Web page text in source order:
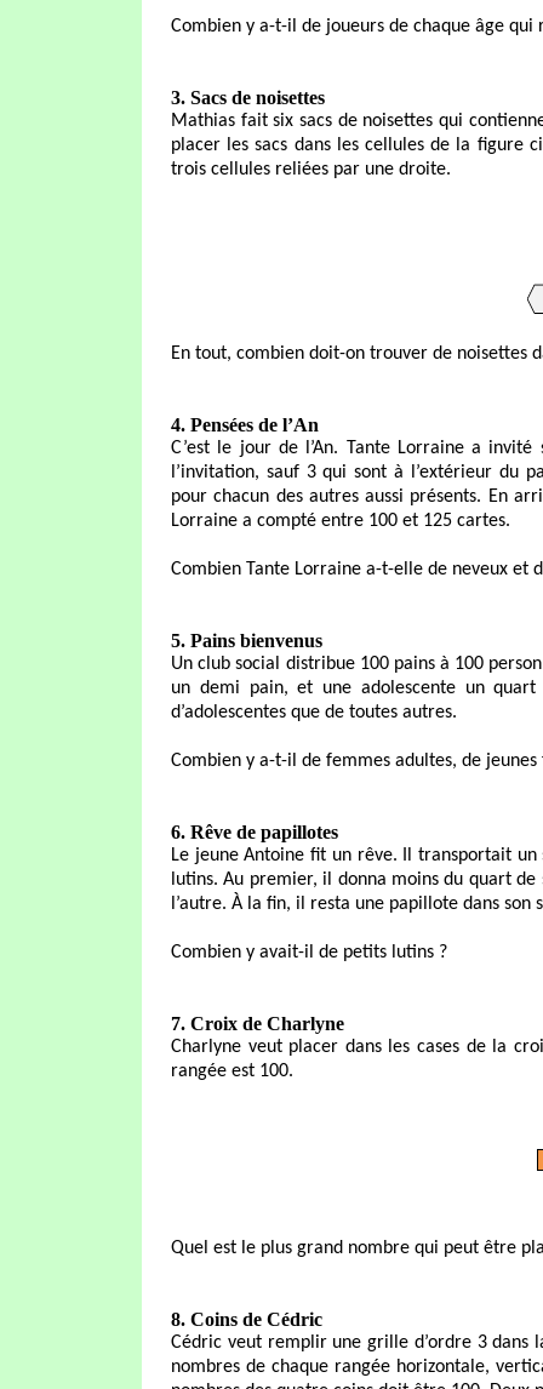
Combien y a-t-il de joueurs de chaque âge qui
3. Sacs de noisettes
Mathias fait six sacs de noisettes qui
placer les sacs dans les cellules de la figure
trois cellules reliées par une droite.
En tout, combien doit-on trouver de noisettes
4. Pensées de l’An
C’est le jour de l’An. Tante Lorraine a
l’invitation, sauf 3 qui sont à l’extérieur du
pour chacun des autres aussi présents. En
Lorraine a compté entre 100 et 125 cartes.
Combien Tante Lorraine a-t-elle de neveux et
5. Pains bienvenus
Un club social distribue 100 pains à 100
un demi pain, et une adolescente un
d’adolescentes que de toutes autres.
Combien y a-t-il de femmes adultes, de jeunes
6. Rêve de papillotes
Le jeune Antoine fit un rêve. Il transportait
lutins. Au premier, il donna moins du quart
l’autre. À la fin, il resta une papillote dans son
Combien y avait-il de petits lutins ?
7. Croix de Charlyne
Charlyne veut placer dans les cases de la
rangée est 100.
Quel est le plus grand nombre qui peut être
8. Coins de Cédric
Cédric veut remplir une grille d’ordre 3 dans
nombres de chaque rangée horizontale,